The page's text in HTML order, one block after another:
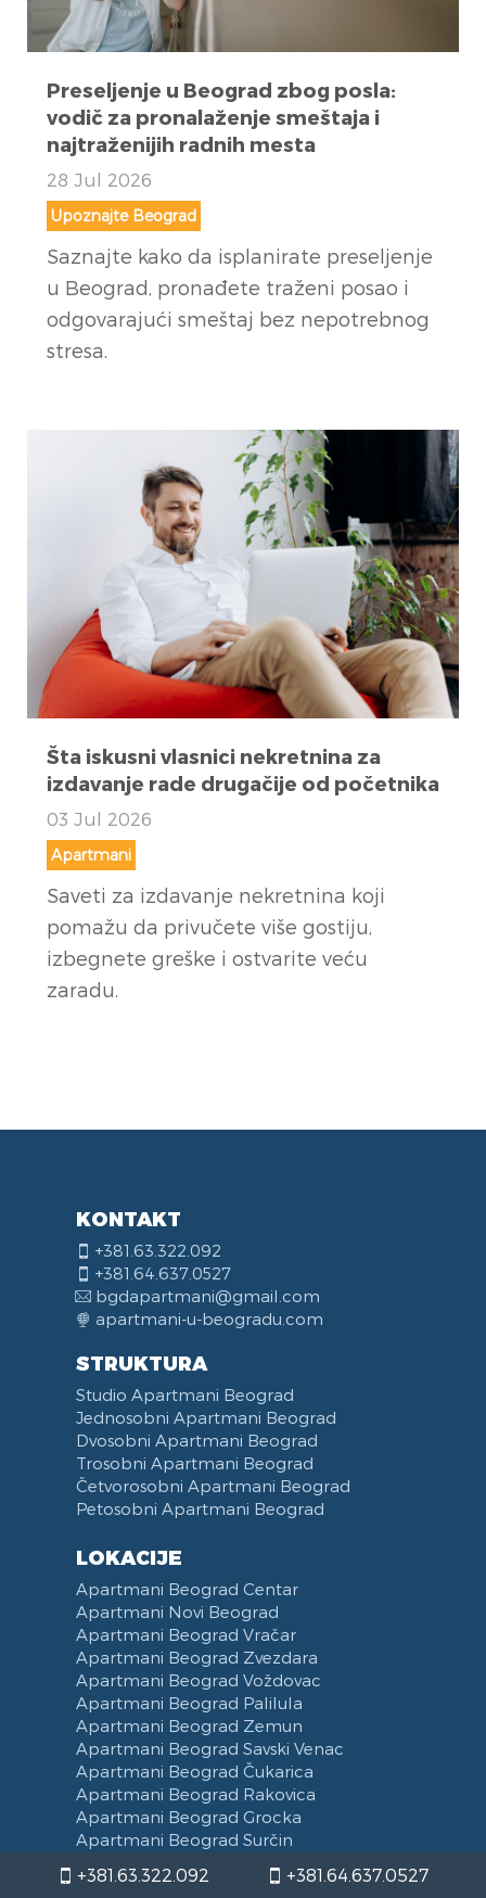
+381.63.322.092 +381.64.637.0527
Preseljenje u Beograd zbog posla:
vodič za pronalaženje smeštaja i
najtraženijih radnih mesta
28 Jul 2026
Upoznajte Beograd
Saznajte kako da isplanirate preseljenje
u Beograd, pronađete traženi posao i
odgovarajući smeštaj bez nepotrebnog
stresa.
Šta iskusni vlasnici nekretnina za
izdavanje rade drugačije od početnika
03 Jul 2026
Apartmani
Saveti za izdavanje nekretnina koji
pomažu da privučete više gostiju,
izbegnete greške i ostvarite veću
zaradu.
KONTAKT
+381.63.322.092
+381.64.637.0527
bgdapartmani@gmail.com
apartmani-u-beogradu.com
STRUKTURA
Studio Apartmani Beograd
Jednosobni Apartmani Beograd
Dvosobni Apartmani Beograd
Trosobni Apartmani Beograd
Četvorosobni Apartmani Beograd
Petosobni Apartmani Beograd
LOKACIJE
Apartmani Beograd Centar
Apartmani Novi Beograd
Apartmani Beograd Vračar
Apartmani Beograd Zvezdara
Apartmani Beograd Voždovac
Apartmani Beograd Palilula
Apartmani Beograd Zemun
Apartmani Beograd Savski Venac
Apartmani Beograd Čukarica
Apartmani Beograd Rakovica
Apartmani Beograd Grocka
Apartmani Beograd Surčin